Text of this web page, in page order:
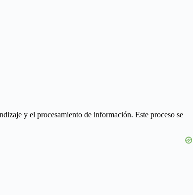
y el procesamiento de información. Este proceso se